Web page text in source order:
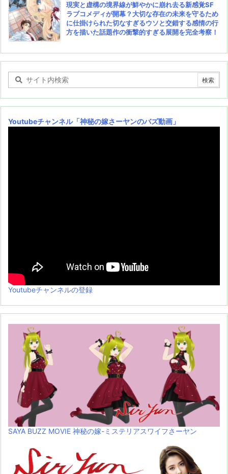
現実と虚構の境界線が鮮やかに崩れ去る新感覚SF
ラブコメディが開幕？大切な存在の未来を守るため
に仕掛けられた切なすぎるウソと交錯する感情の行
方を描いた話題作の衝撃的すぎる展開を完全考察！
Youtubeチャンネル「神秘の嫁さーヤンのバズ動画」
Youtubeチャンネルの登録
SAYA BUZZ MOVIE 神秘の嫁-ミステリアスワイフさーヤン